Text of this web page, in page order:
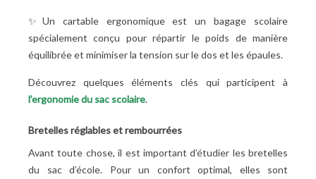
✨Un cartable ergonomique est un bagage scolaire
spécialement conçu pour répartir le poids de manière
équilibrée et minimiser la tension sur le dos et les épaules.
Découvrez quelques éléments clés qui participent à
l’ergonomie du sac scolaire.
Bretelles réglables et rembourrées
Avant toute chose, il est important d’étudier les bretelles
du sac d’école. Pour un confort optimal, elles sont